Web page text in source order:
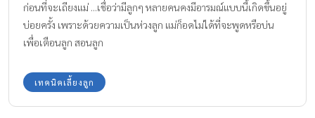
ก่อนที่จะเถียงแม่ ...เชื่อว่ามีลูกๆ หลายคนคงมีอารมณ์แบบนี้เกิดขึ้นอยู่
บ่อยครั้ง เพราะด้วยความเป็นห่วงลูก แม่ก็อดไม่ได้ที่จะพูดหรือบ่น
เพื่อเตือนลูก สอนลูก
เทคนิคเลี้ยงลูก